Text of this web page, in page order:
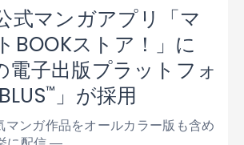
式マンガアプリ「マ
BOOKストア！」に
電子出版プラットフォ
™」が採用
ンガ作品をオールカラー版も含め